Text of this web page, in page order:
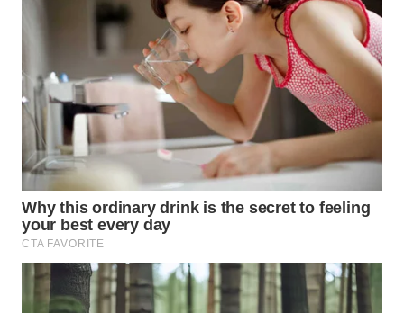
SERDANG
WN
TEBING
TINGGI
WN
PAKPAK
WN
KARAWANG